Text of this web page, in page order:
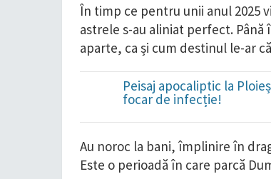
În timp ce pentru unii anul 2025
astrele s-au aliniat perfect.
aparte, ca și cum destinul le-ar
Peisaj apocaliptic la
focar de infecție!
Au noroc la bani, împlinire în
Este o perioadă în care parcă